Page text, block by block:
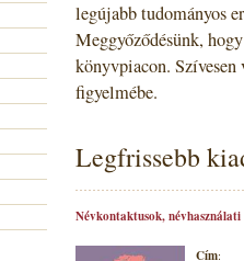
legújabb tudományos
Meggyőződésünk,
könyvpiacon.
figyelmébe.
Legfrissebb
Névkontaktusok,
Cím: